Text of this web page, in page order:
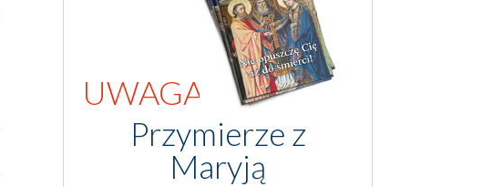
UWAGA!
Przymierze z
Maryją